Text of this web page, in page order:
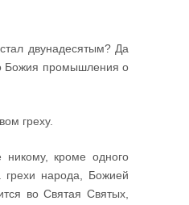
двунадесятым? Да
Божия промышления о
греху.
никому, кроме одного
народа, Божией
во Святая Святых,